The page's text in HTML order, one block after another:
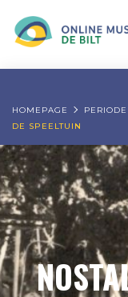
HOMEPAGE
DE SPEELTUIN